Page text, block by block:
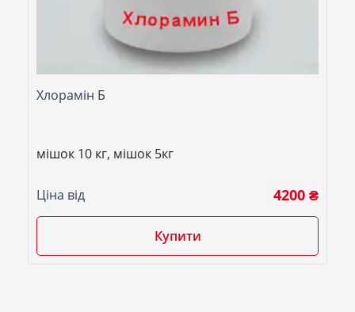
Хлорамін Б
мішок 10 кг, мішок 5кг
Ціна від 4200 ₴
Купити